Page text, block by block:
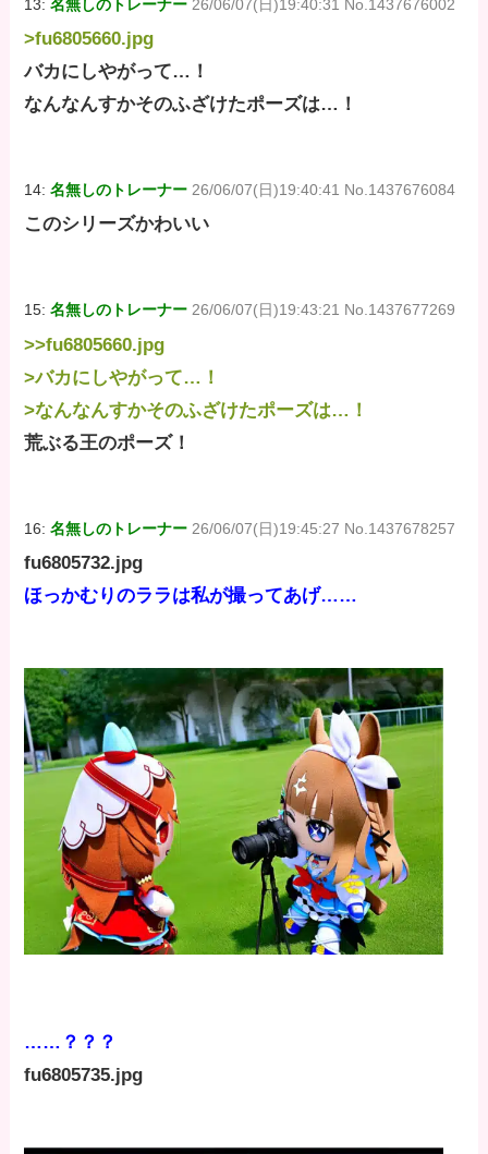
13:名無しのトレーナー 26/06/07(日)19:40:31 No.1437676002
>fu6805660.jpg
バカにしやがって…！
なんなんすかそのふざけたポーズは…！
14:名無しのトレーナー 26/06/07(日)19:40:41 No.1437676084
このシリーズかわいい
15:名無しのトレーナー 26/06/07(日)19:43:21 No.1437677269
>>fu6805660.jpg
>バカにしやがって…！
>なんなんすかそのふざけたポーズは…！
荒ぶる王のポーズ！
16:名無しのトレーナー 26/06/07(日)19:45:27 No.1437678257
fu6805732.jpg
ほっかむりのララは私が撮ってあげ……
……？？？
fu6805735.jpg